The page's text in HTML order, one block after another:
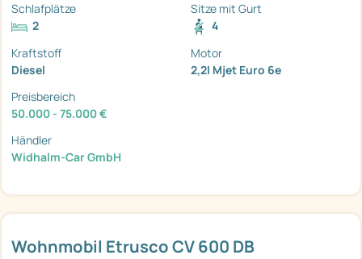
Wohnmobil Etrusco CV 600 DB
Schlafplätze
2
Sitze mit Gurt
4
Kraftstoff
Diesel
Motor
2,2l Mjet Euro 6e
Preisbereich
50.000 - 75.000 €
Händler
Widhalm-Car GmbH